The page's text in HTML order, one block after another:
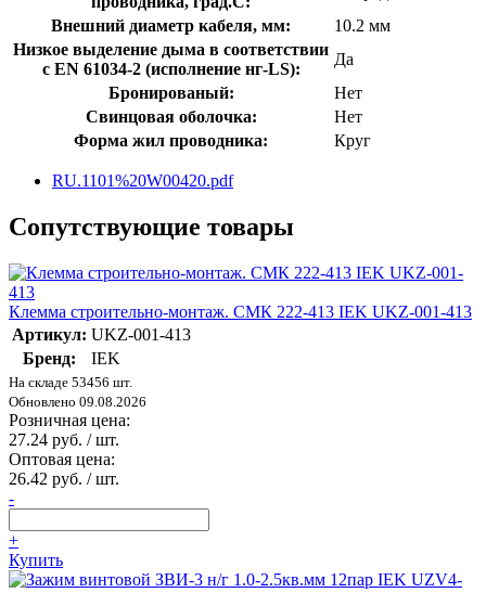
Внешний диаметр кабеля, мм:
10.2 мм
Низкое выделение дыма в соответствии
с EN 61034-2 (исполнение нг-LS):
Да
Бронированый:
Нет
Свинцовая оболочка:
Нет
Форма жил проводника:
Круг
RU.1101%20W00420.pdf
Сопутствующие товары
Клемма строительно-монтаж. СМК 222-413 IEK UKZ-001-413
Артикул: UKZ-001-413
Бренд:
IEK
На складе 53456 шт.
Обновлено 09.08.2026
Розничная цена:
27.24 руб. / шт.
Оптовая цена:
26.42 руб. / шт.
-
+
Купить